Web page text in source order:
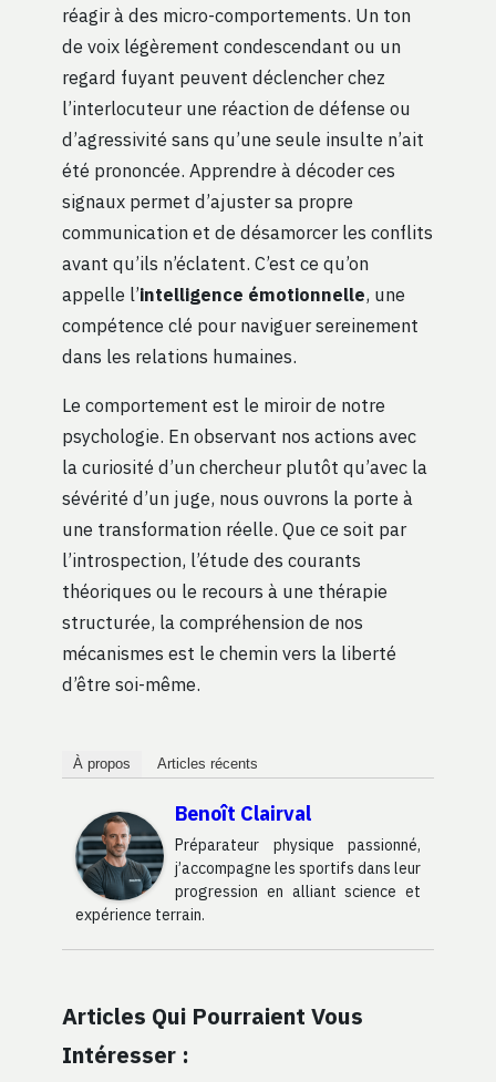
réagir à des micro-comportements. Un ton
de voix légèrement condescendant ou un
regard fuyant peuvent déclencher chez
l’interlocuteur une réaction de défense ou
d’agressivité sans qu’une seule insulte n’ait
été prononcée. Apprendre à décoder ces
signaux permet d’ajuster sa propre
communication et de désamorcer les conflits
avant qu’ils n’éclatent. C’est ce qu’on
appelle l’intelligence émotionnelle, une
compétence clé pour naviguer sereinement
dans les relations humaines.
Le comportement est le miroir de notre
psychologie. En observant nos actions avec
la curiosité d’un chercheur plutôt qu’avec la
sévérité d’un juge, nous ouvrons la porte à
une transformation réelle. Que ce soit par
l’introspection, l’étude des courants
théoriques ou le recours à une thérapie
structurée, la compréhension de nos
mécanismes est le chemin vers la liberté
d’être soi-même.
À propos Articles récents
Benoît Clairval
Préparateur physique passionné,
j’accompagne les sportifs dans leur
progression en alliant science et
expérience terrain.
Articles Qui Pourraient Vous
Intéresser :